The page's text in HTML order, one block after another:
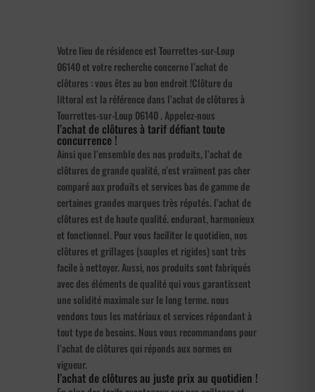
Votre lieu de résidence est Tourrettes-sur-Loup
06140 et votre recherche concerne l’achat de
clôtures : vous êtes au bon endroit !Clôture du
littoral est la référence dans l’achat de clôtures à
Tourrettes-sur-Loup 06140 . Appelez-nous
l’achat de clôtures à tarif défiant toute
concurrence !
Ainsi que l’ensemble des nos produits, l’achat de
clôtures de grande qualité, n’est vraiment pas cher
comparé aux produits et services bas de gamme de
certaines grandes marques très réputés. l’achat de
clôtures est de haute qualité. endurant, harmonieux
et fonctionnel. Pour vous faciliter le quotidien, nos
clôtures et grillages (souples et rigides) sont très
facile à nettoyer. Aussi, nos produits sont fabriqués
avec des éléments de qualité qui vous garantissent
une solidité maximale sur le long terme. nous
vendons tous les matériaux et services répondant à
tout type de besoins. Nous vous recommandons pour
l’achat de clôtures qui réponds aux normes en
vigueur.
l’achat de clôtures au juste prix au quotidien !